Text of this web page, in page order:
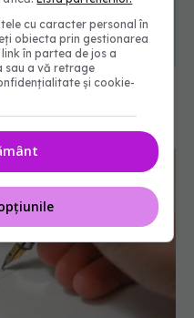
unde e valabil și
de AICI
cu caracter personal în
obiecta prin gestionarea
în partea de jos a
sau a vă retrage
și cookie-